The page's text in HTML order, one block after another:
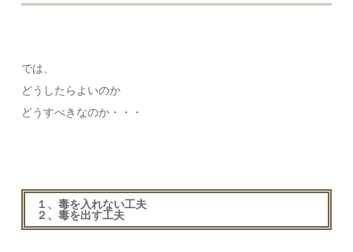
では、
どうしたらよいのか
どうすべきなのか・・・
１、毒を入れない工夫
２、毒を出す工夫